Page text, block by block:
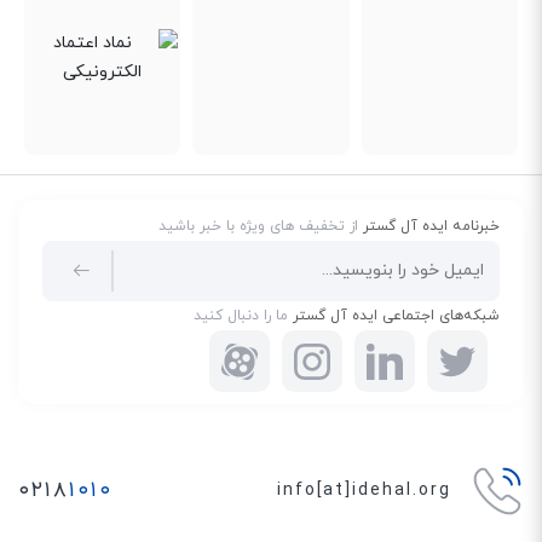
قابل ملاحظه‌ای بهبود ببخشد. بنابراین اگر به تازگی قصد راه‌اندازی
یک کسب و کار یا ارتقای کسب و کار قدیمی خود را دارید، در خرید
قطعی و ثابت برای تلفن‌های ویپ در نظر گرفت. با این‌حال، ما در وب
سایت ایده آل گستر، قیمت تلفن ویپ را به صورت روزانه درج
می‌کنیم. بنابراین برای اطلاع از آخرین و به روزترین قیمت یک تلفن
VoIP، می‌توانید وارد وب سایت رسمی ما شده و از انواع مدل‌های
تلفن تحت شبکه، بازدید کنید.
بود. از سویی دیگر، ما در طول دو دهه فعالیت خود و به جهت کسب
خبرنامه ایده آل گستر از تخفیف های ویژه با خبر باشید
شبکه‌های اجتماعی ایده آل گستر ما را دنبال کنید
info[at]idehal.org ۰۲۱۸۱۰۱۰